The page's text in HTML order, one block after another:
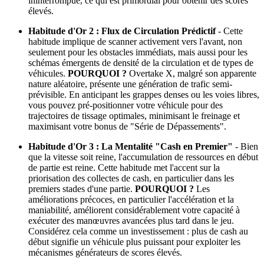
élevés.
Habitude d'Or 2 : Flux de Circulation Prédictif- Cette
habitude implique de scanner activement vers l'avant, non
seulement pour les obstacles immédiats, mais aussi pour les
schémas émergents de densité de la circulation et de types de
véhicules. POURQUOI ? Overtake X, malgré son apparente
nature aléatoire, présente une génération de trafic semi-
prévisible. En anticipant les grappes denses ou les voies libres,
vous pouvez pré-positionner votre véhicule pour des
trajectoires de tissage optimales, minimisant le freinage et
maximisant votre bonus de "Série de Dépassements".
Habitude d'Or 3 : La Mentalité "Cash en Premier" - Bien
que la vitesse soit reine, l'accumulation de ressources en début
de partie est reine. Cette habitude met l'accent sur la
priorisation des collectes de cash, en particulier dans les
premiers stades d'une partie. POURQUOI ? Les
améliorations précoces, en particulier l'accélération et la
maniabilité, améliorent considérablement votre capacité à
exécuter des manœuvres avancées plus tard dans le jeu.
Considérez cela comme un investissement : plus de cash au
début signifie un véhicule plus puissant pour exploiter les
mécanismes générateurs de scores élevés.